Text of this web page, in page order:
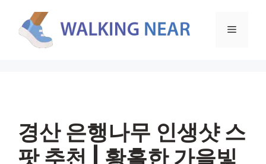
메
경산 은행나무 인생샷 스
팟 추천 | 황홀한 가을빛